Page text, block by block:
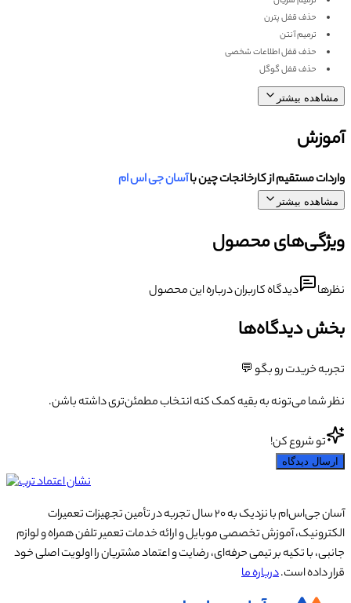
حذف قفل پترن
ترمیم آنتن
حذف قفل اطلاعات شخصی
حذف قفل گوگل
مشاهده بیشتر
آموزش
واردات مستقیم از کارخانجات چین باآسان جی اس ام
مشاهده بیشتر
ویژگی‌های محصول
نظرها دیدگاه کاربران درباره این محصول
بخش دیدگاه‌ها
تجربه خریدت رو بگو 💬
نظر شما می‌تونه به بقیه کمک کنه انتخاب مطمئن‌تری داشته باشن.
تو شروع کن!
ارسال دیدگاه
آسان جی‌اس‌ام با نزدیک به ۲۰ سال تجربه در تأمین تجهیزات تعمیرات
الکترونیک، آموزش تخصصی موبایل و ارائه خدمات تعمیر تلفن همراه و لوازم
جانبی، با تکیه بر تیمی حرفه‌ای، رضایت و اعتماد مشتریان را اولویت اصلی خود
قرار داده است.درباره ما